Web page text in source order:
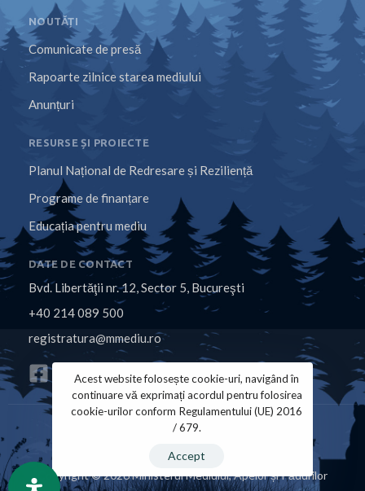
NOUTĂȚI
Comunicate de presă
Rapoarte zilnice starea mediului
Anunțuri
RESURSE ȘI PROIECTE
Planul Național de Redresare și Reziliență
Programe de finanțare
Educația pentru mediu
DATE DE CONTACT
Bvd. Libertăţii nr. 12, Sector 5, Bucureşti
+40 214 089 500
registratura@mmediu.ro
Copyright © 2026 Ministerul Mediului, Apelor și Pădurilor
Acest website folosește cookie-uri, navigând în
continuare vă exprimați acordul pentru folosirea
cookie-urilor conform Regulamentului (UE) 2016
/ 679.
Accept